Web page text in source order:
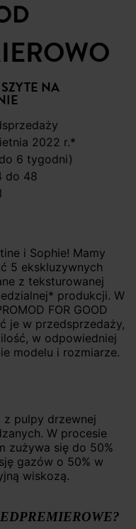
NA
2022 r.*
do 6 tygodni)
do 48
5 ekskluzywnych
z teksturowanej
produkcji. W
FOR GOOD
je w przedsprzedaży,
w odpowiedniej
modelu i rozmiarze.
W procesie
zużywa się do 50%
gazów o 50% w
wiskozą.